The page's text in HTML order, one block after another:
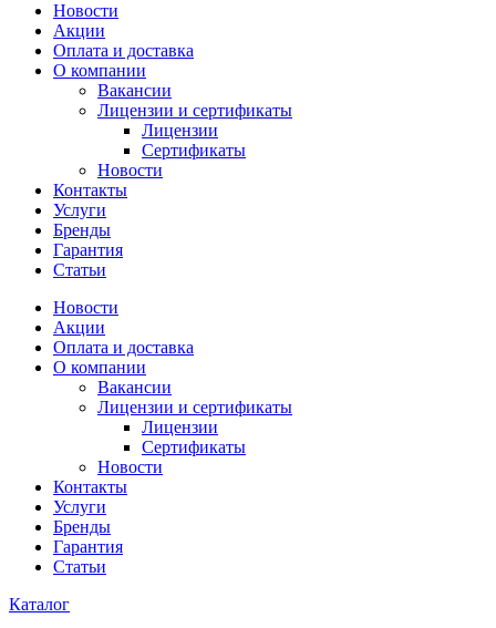
Новости
Акции
Оплата и доставка
О компании
Вакансии
Лицензии и сертификаты
Лицензии
Сертификаты
Новости
Контакты
Услуги
Бренды
Гарантия
Статьи
Новости
Акции
Оплата и доставка
О компании
Вакансии
Лицензии и сертификаты
Лицензии
Сертификаты
Новости
Контакты
Услуги
Бренды
Гарантия
Статьи
Каталог